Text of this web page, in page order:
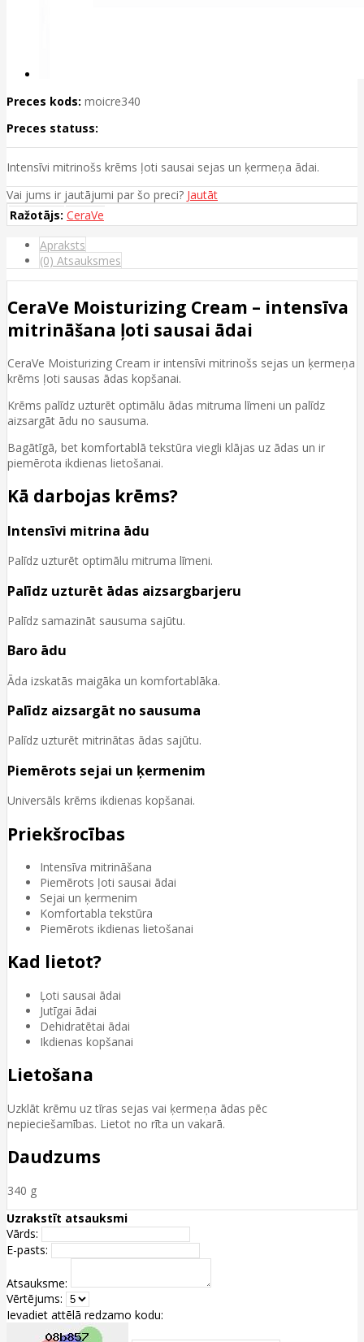
Preces kods: moicre340
Preces statuss:
Intensīvi mitrinošs krēms ļoti sausai sejas un ķermeņa ādai.
Vai jums ir jautājumi par šo preci? Jautāt
Ražotājs: CeraVe
Apraksts
(0) Atsauksmes
CeraVe Moisturizing Cream – intensīva
mitrināšana ļoti sausai ādai
CeraVe Moisturizing Cream ir intensīvi mitrinošs sejas un ķermeņa
krēms ļoti sausas ādas kopšanai.
Krēms palīdz uzturēt optimālu ādas mitruma līmeni un palīdz
aizsargāt ādu no sausuma.
Bagātīgā, bet komfortablā tekstūra viegli klājas uz ādas un ir
piemērota ikdienas lietošanai.
Kā darbojas krēms?
Intensīvi mitrina ādu
Palīdz uzturēt optimālu mitruma līmeni.
Palīdz uzturēt ādas aizsargbarjeru
Palīdz samazināt sausuma sajūtu.
Baro ādu
Āda izskatās maigāka un komfortablāka.
Palīdz aizsargāt no sausuma
Palīdz uzturēt mitrinātas ādas sajūtu.
Piemērots sejai un ķermenim
Universāls krēms ikdienas kopšanai.
Priekšrocības
Intensīva mitrināšana
Piemērots ļoti sausai ādai
Sejai un ķermenim
Komfortabla tekstūra
Piemērots ikdienas lietošanai
Kad lietot?
Ļoti sausai ādai
Jutīgai ādai
Dehidratētai ādai
Ikdienas kopšanai
Lietošana
Uzklāt krēmu uz tīras sejas vai ķermeņa ādas pēc
nepieciešamības. Lietot no rīta un vakarā.
Daudzums
340 g
Uzrakstīt atsauksmi
Vārds:
E-pasts:
Atsauksme:
Vērtējums:
Ievadiet attēlā redzamo kodu: